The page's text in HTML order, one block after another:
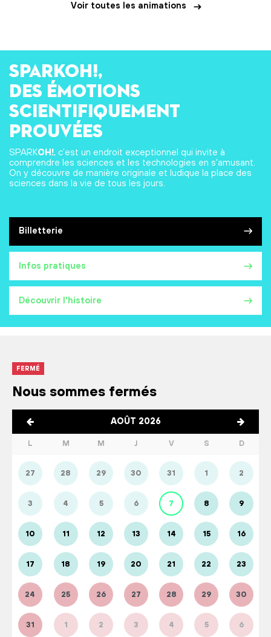
Voir toutes les animations
Billetterie
Infos pratiques
Découvrir l'histoire
SPARKOH!,
des émotions
scientifiquement
prouvées
SPARKOH!, c'est un endroit exceptionnel qui invite à
comprendre les sciences et les technologies en s'amusant.
On y découvre de manière originale et ludique la place des
sciences dans la vie de tous les jours.
FERMÉ
Nous sommes fermés
AOÛT 2026
L M M J V S D
27 28 29 30 31 1 2
3 4 5 6 7 8 9
10 11 12 13 14 15 16
17 18 19 20 21 22 23
24 25 26 27 28 29 30
31 1 2 3 4 5 6